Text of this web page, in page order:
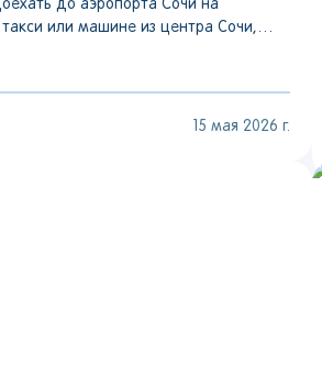
до аэропорта Сочи на
такси или машине из центра Сочи,
15 мая 2026 г.